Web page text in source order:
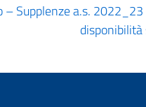
– Supplenze a.s.